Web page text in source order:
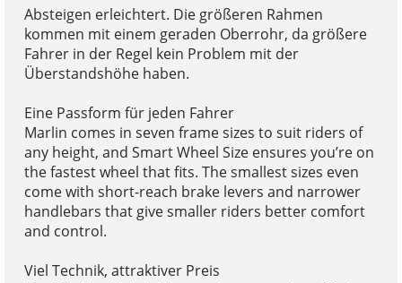
Absteigen erleichtert. Die größeren Rahmen
kommen mit einem geraden Oberrohr, da größere
Fahrer in der Regel kein Problem mit der
Überstandshöhe haben.
Eine Passform für jeden Fahrer
Marlin comes in seven frame sizes to suit riders of
any height, and Smart Wheel Size ensures you’re on
the fastest wheel that fits. The smallest sizes even
come with short-reach brake levers and narrower
handlebars that give smaller riders better comfort
and control.
Viel Technik, attraktiver Preis